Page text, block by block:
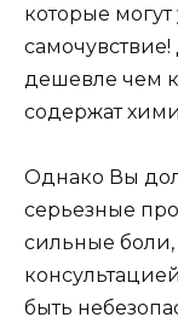
которые
дешевле чем
содержат
Однако Вы
серьезные
сильные
быть